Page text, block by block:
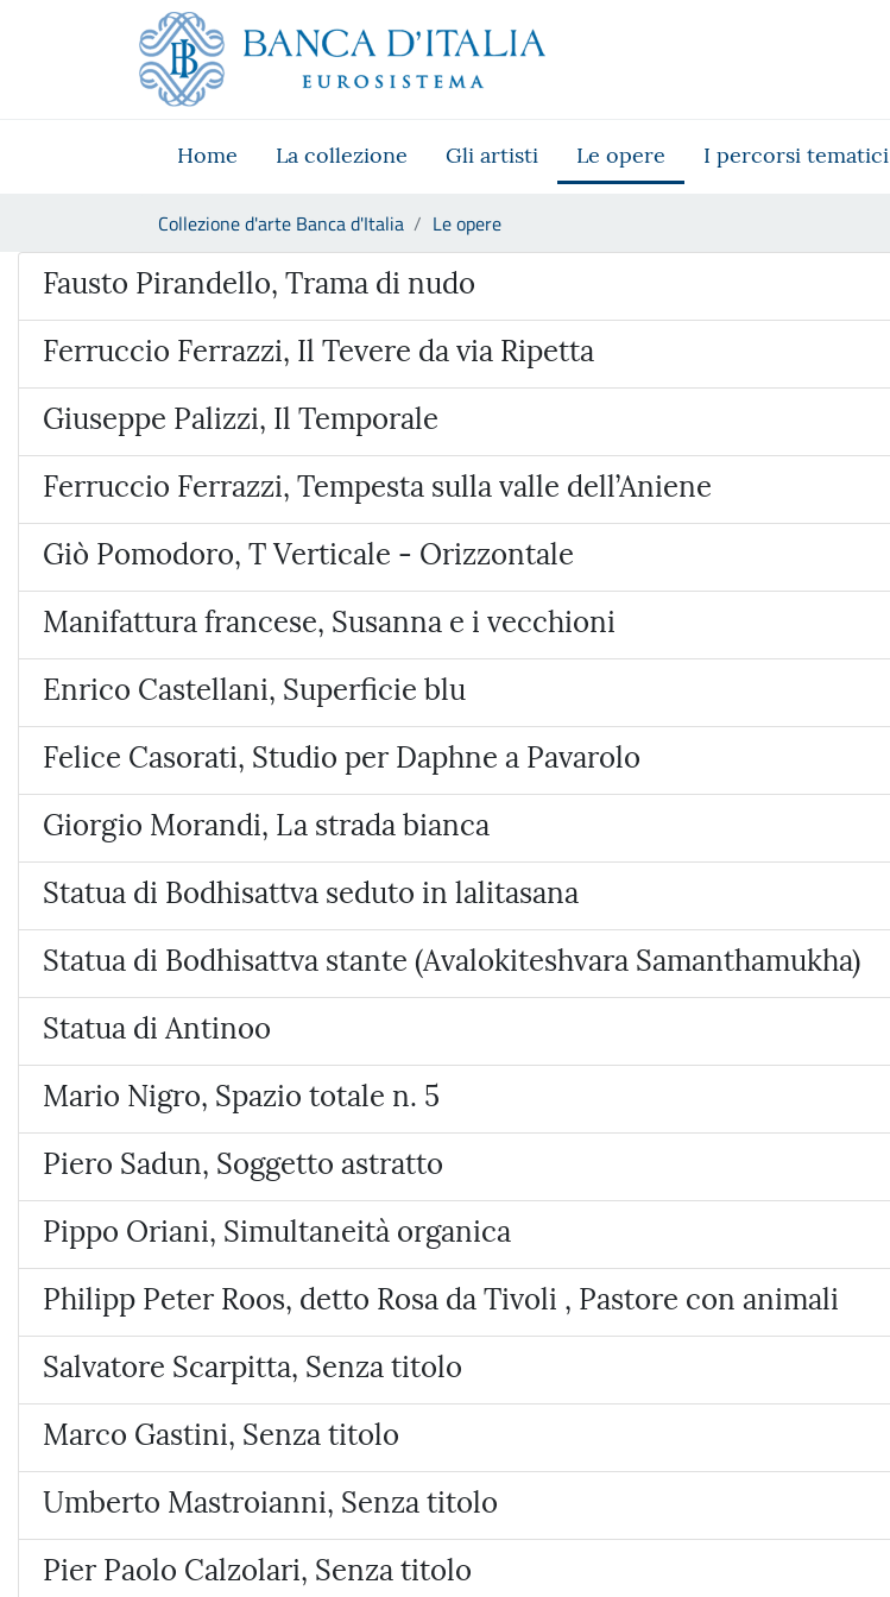
Skip to Main Content
Vai al sito istituzionale
Vai al menu di navigazione
Vai alla ricerca
Vai ai contenuti
Home La collezione Gli artisti Le opere I percorsi tematici
Collezione d'arte Banca d'Italia Le opere
Opera
Fausto Pirandello, Trama di nudo
Ferruccio Ferrazzi, Il Tevere da via Ripetta
Giuseppe Palizzi, Il Temporale
Ferruccio Ferrazzi, Tempesta sulla valle dell’Aniene
Giò Pomodoro, T Verticale - Orizzontale
Manifattura francese, Susanna e i vecchioni
Enrico Castellani, Superficie blu
Felice Casorati, Studio per Daphne a Pavarolo
Giorgio Morandi, La strada bianca
Statua di Bodhisattva seduto in lalitasana
Statua di Bodhisattva stante (Avalokiteshvara Samanthamukha)
Statua di Antinoo
Mario Nigro, Spazio totale n. 5
Piero Sadun, Soggetto astratto
Pippo Oriani, Simultaneità organica
Philipp Peter Roos, detto Rosa da Tivoli , Pastore con animali
Salvatore Scarpitta, Senza titolo
Marco Gastini, Senza titolo
Umberto Mastroianni, Senza titolo
Pier Paolo Calzolari, Senza titolo